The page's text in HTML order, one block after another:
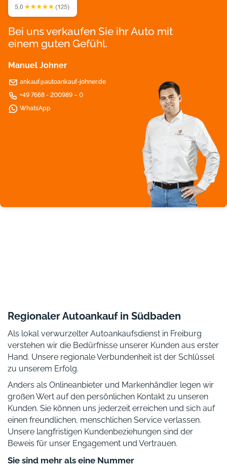
Bei uns verkaufen Sie ihr Auto mit
einem guten Gefühl.
Manuel Johner
ankauf@autoankauf-johner.de
+49 7668 - 200989 – 0
WhatsApp
Regionaler Autoankauf in Südbaden
Als lokal verwurzelter Autoankaufsdienst in Freiburg
verstehen wir die Bedürfnisse unserer Kunden aus erster
Hand. Unsere regionale Verbundenheit ist der Schlüssel
zu unserem Erfolg.
Anders als Onlineanbieter und Markenhändler legen wir
großen Wert auf den persönlichen Kontakt zu unseren
Kunden. Sie können uns jederzeit erreichen und sich auf
einen freundlichen, menschlichen Service verlassen.
Unsere langfristigen Kundenbeziehungen sind der
Beweis für unser Engagement und Vertrauen.
Sie sind mehr als eine Nummer